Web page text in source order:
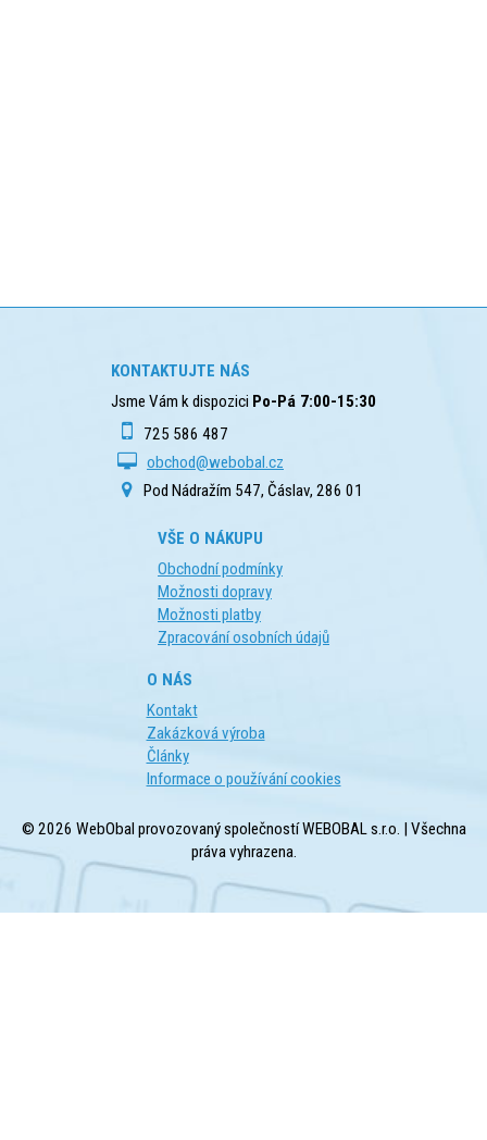
KONTAKTUJTE NÁS
Jsme Vám k dispozici Po-Pá 7:00-15:30
725 586 487
obchod@webobal.cz
Pod Nádražím 547, Čáslav, 286 01
VŠE O NÁKUPU
Obchodní podmínky
Možnosti dopravy
Možnosti platby
Zpracování osobních údajů
O NÁS
Kontakt
Zakázková výroba
Články
Informace o používání cookies
© 2026 WebObal provozovaný společností WEBOBAL s.r.o. | Všechna
práva vyhrazena.